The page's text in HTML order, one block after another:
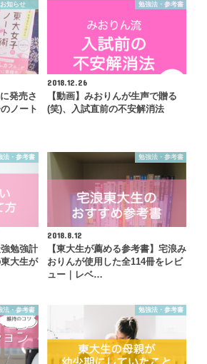
お知らせ
発売さ
ノート
勉強法・参考書
2018.12.26
【動画】みおりんが生声で贈る
(笑)、入試直前の不安解消法
法・参考書
勉強計
大生が
勉強法・参考書
2018.8.12
【東大生が薦める参考書】宅浪み
おりんが使用した全114冊をレビ
ュー｜レベ…
法・参考書 勉強法・参考書